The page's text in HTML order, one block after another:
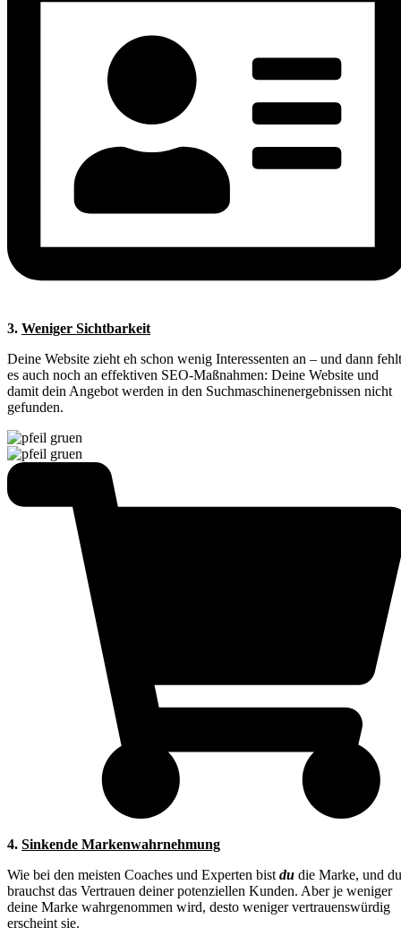
3. Weniger Sichtbarkeit
Deine Website zieht eh schon wenig Interessenten an – und dann fehlt
es auch noch an effektiven SEO-Maßnahmen: Deine Website und
damit dein Angebot werden in den Suchmaschinenergebnissen nicht
gefunden.
4. Sinkende Markenwahrnehmung
Wie bei den meisten Coaches und Experten bist du die Marke, und du
brauchst das Vertrauen deiner potenziellen Kunden. Aber je weniger
deine Marke wahrgenommen wird, desto weniger vertrauenswürdig
erscheint sie.